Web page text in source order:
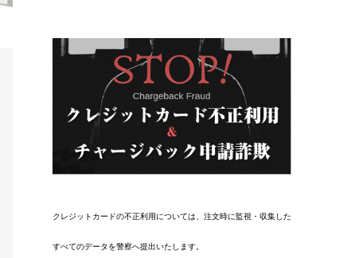
クレジットカードの不正利用については、注文時に監視・収集した
すべてのデータを警察へ提出いたします。